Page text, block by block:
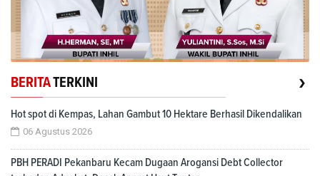
BERITATERKINI ›
Hot spot di Kempas, Lahan Gambut 10 Hektare Berhasil Dikendalikan
06 Agustus 2026
PBH PERADI Pekanbaru Kecam Dugaan Arogansi Debt Collector